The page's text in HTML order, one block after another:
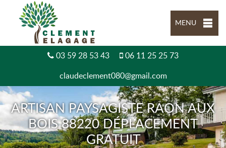
MENU
03 59 28 53 43 06 11 25 25 73
claudeclement080@gmail.com
ARTISAN PAYSAGISTE RAON AUX
BOIS 88220 DÉPLACEMENT
GRATUIT